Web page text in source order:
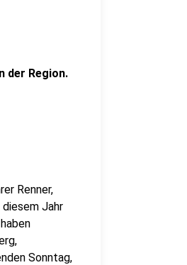
der Region.
Renner,
Jahr
Sonntag,